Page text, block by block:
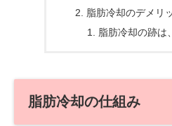
脂肪冷却のデメリ
脂肪冷却の跡は
脂肪冷却の仕組み